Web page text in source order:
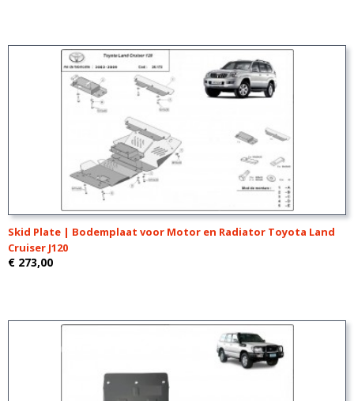
Skid Plate | Bodemplaat voor Motor en Radiator Toyota Land
Cruiser J120
€ 273,00